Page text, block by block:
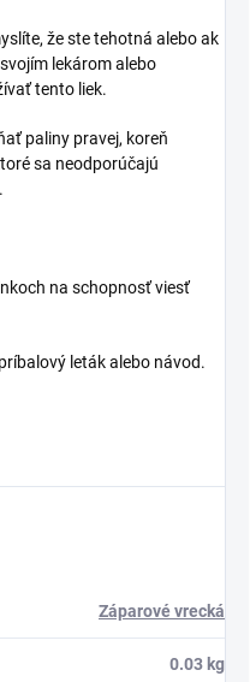
že ste tehotná alebo ak
lekárom alebo
tento liek.
paliny pravej, koreň
sa neodporúčajú
na schopnosť viesť
leták alebo návod.
Záparové vrecká
0.03 kg